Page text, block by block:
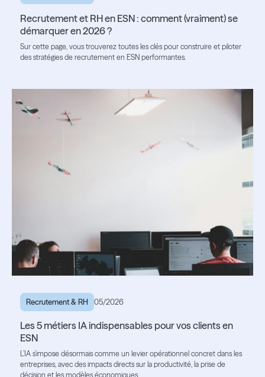
Recrutement et RH en ESN : comment (vraiment) se
démarquer en 2026 ?
Sur cette page, vous trouverez toutes les clés pour construire et piloter
des stratégies de recrutement en ESN performantes.
Recrutement & RH 05/2026
Les 5 métiers IA indispensables pour vos clients en
ESN
L’IA s’impose désormais comme un levier opérationnel concret dans les
entreprises, avec des impacts directs sur la productivité, la prise de
décision et les modèles économiques.